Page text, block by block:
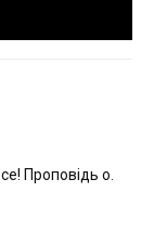
Проповідь о.